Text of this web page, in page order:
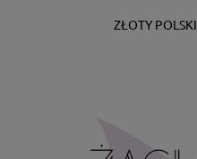
ZŁOTY POLSKI